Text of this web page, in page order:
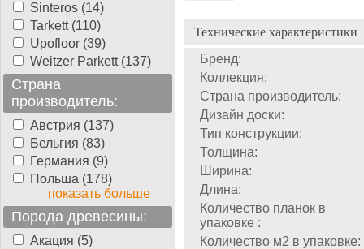
Sinteros (14)
Tarkett (110)
Upofloor (39)
Weitzer Parkett (137)
Страна
производитель:
Австрия (137)
Бельгия (83)
Германия (9)
Польша (178)
показать больше
Порода древесины:
Акация (5)
Технические характеристики
Бренд:
Коллекция:
Страна производитель:
Дизайн доски:
Тип конструкции:
Толщина:
Ширина:
Длина:
Количество планок в
упаковке :
Количество м2 в упаковке: